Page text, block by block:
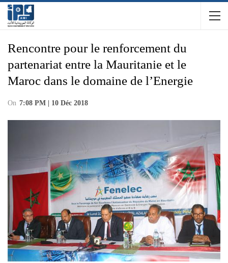
Rencontre pour le renforcement du
partenariat entre la Mauritanie et le
Maroc dans le domaine de l’Energie
On 7:08 PM | 10 Déc 2018